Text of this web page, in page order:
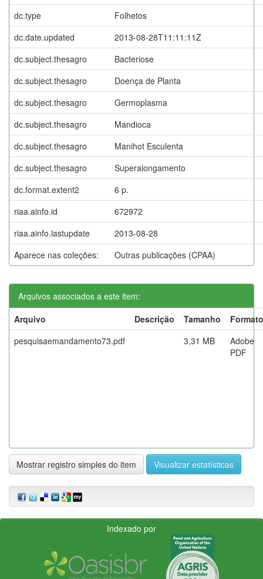
dc.type
Folhetos
dc.date.updated
2013-08-28T11:11:11Z
dc.subject.thesagro
Bacteriose
dc.subject.thesagro
Doença de Planta
dc.subject.thesagro
Germoplasma
dc.subject.thesagro
Mandioca
dc.subject.thesagro
Manihot Esculenta
dc.subject.thesagro
Superalongamento
dc.format.extent2
6 p.
riaa.ainfo.id
672972
riaa.ainfo.lastupdate
2013-08-28
Aparece nas coleções:
Outras publicações (CPAA)
Arquivos associados a este item:
Arquivo
Descrição Tamanho
Formato
pesquisaemandamento73.pdf
3,31 MB
Adobe
PDF
Mostrar registro simples do item Visualizar estatísticas
Indexado por